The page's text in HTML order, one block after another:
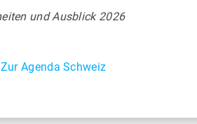
und Ausblick 2026
Zur Agenda Schweiz